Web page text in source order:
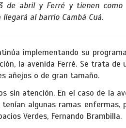
de abril y Ferré y tienen
al barrio Cambá Cuá.
implementando su
la avenida Ferré. Se trata
añejos o de gran tamaño.
sin atención. En el caso de la
algunas ramas enfermas,
Verdes, Fernando Brambilla.